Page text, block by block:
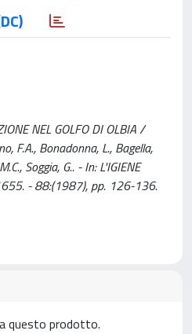
NEL GOLFO DI OLBIA /
F.A., Bonadonna, L., Bagella,
Soggia, G.. - In: L'IGIENE
- 88:(1987), pp. 126-136.
questo prodotto.